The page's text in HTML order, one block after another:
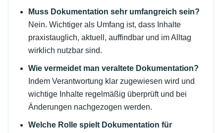
Muss Dokumentation sehr umfangreich sein?
Nein. Wichtiger als Umfang ist, dass Inhalte
praxistauglich, aktuell, auffindbar und im Alltag
wirklich nutzbar sind.
Wie vermeidet man veraltete Dokumentation?
Indem Verantwortung klar zugewiesen wird und
wichtige Inhalte regelmäßig überprüft und bei
Änderungen nachgezogen werden.
Welche Rolle spielt Dokumentation für